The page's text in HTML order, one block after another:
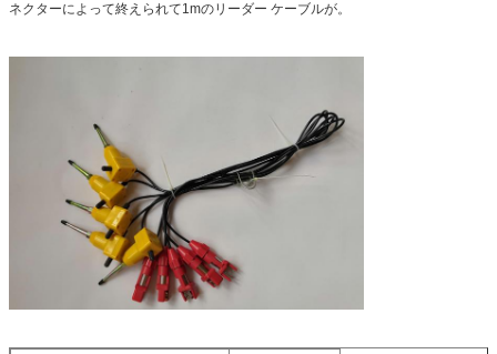
ネクターによって終えられて1mのリーダー ケーブルが。